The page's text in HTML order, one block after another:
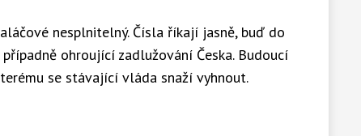
nesplnitelný. Čísla říkají jasně, buď do
ohroující zadlužování Česka. Budoucí
se stávající vláda snaží vyhnout.